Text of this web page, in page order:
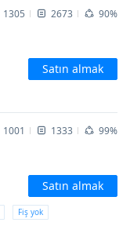
1305 2673
90%
Satın almak
1001 1333
99%
Satın almak
Fiş yok